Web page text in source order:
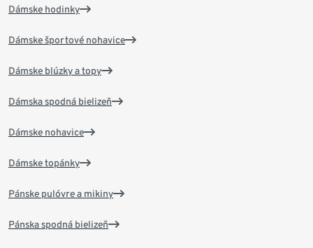
Dámske hodinky
Dámske športové nohavice
Dámske blúzky a topy
Dámska spodná bielizeň
Dámske nohavice
Dámske topánky
Pánske pulóvre a mikiny
Pánska spodná bielizeň